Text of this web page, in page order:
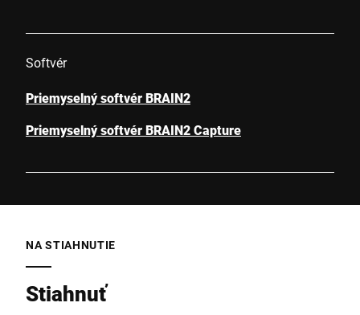
Softvér
Priemyselný softvér BRAIN2
Priemyselný softvér BRAIN2 Capture
NA STIAHNUTIE
Stiahnuť